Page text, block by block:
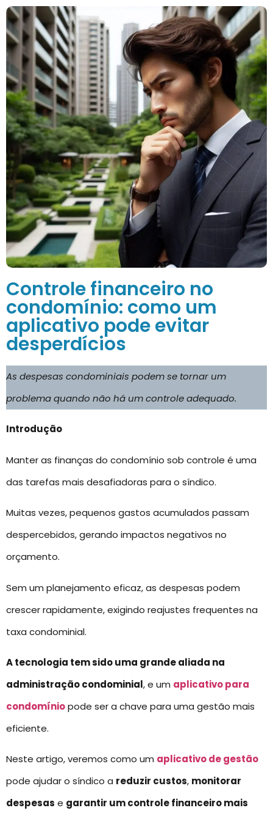
Controle financeiro no
condomínio: como um
aplicativo pode evitar
desperdícios
As despesas condominiais podem se tornar um
problema quando não há um controle adequado.
Introdução
Manter as finanças do condomínio sob controle é uma
das tarefas mais desafiadoras para o síndico.
Muitas vezes, pequenos gastos acumulados passam
despercebidos, gerando impactos negativos no
orçamento.
Sem um planejamento eficaz, as despesas podem
crescer rapidamente, exigindo reajustes frequentes na
taxa condominial.
A tecnologia tem sido uma grande aliada na
administração condominial, e um aplicativo para
condomíniopode ser a chave para uma gestão mais
eficiente.
Neste artigo, veremos como um aplicativo de gestão
pode ajudar o síndico a reduzir custos, monitorar
despesas e garantir um controle financeiro mais